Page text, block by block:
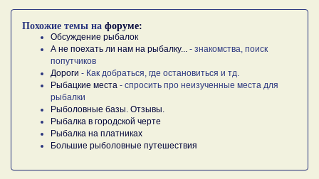
Похожие темы на форуме:
Обсуждение рыбалок
А не поехать ли нам на рыбалку...
- знакомства, поиск
попутчиков
Дороги - Как добраться, где остановиться и тд.
Рыбацкие места - спросить про неизученные места для
рыбалки
Рыболовные базы. Отзывы.
Рыбалка в городской черте
Рыбалка на платниках
Большие рыболовные путешествия